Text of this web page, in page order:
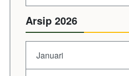
Arsip 2026
Januari